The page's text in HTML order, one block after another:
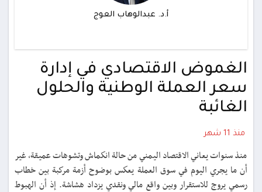
أ.د. عبدالوهاب العوج
الغموض الاقتصادي في إدارة
سعر العملة الوطنية والحلول
الغائبة
منذ 11 شهر
منذ سنوات يعاني الاقتصاد اليمني من حالة انكماش وتشوهات عميقة، غير
أن ما يجري اليوم في سوق العملة يعكس بوضوح أزمة مركبة بين خطاب
رسمي يروج للاستقرار وبين واقع مالي ونقدي يزداد هشاشة. إذ أن الهبوط